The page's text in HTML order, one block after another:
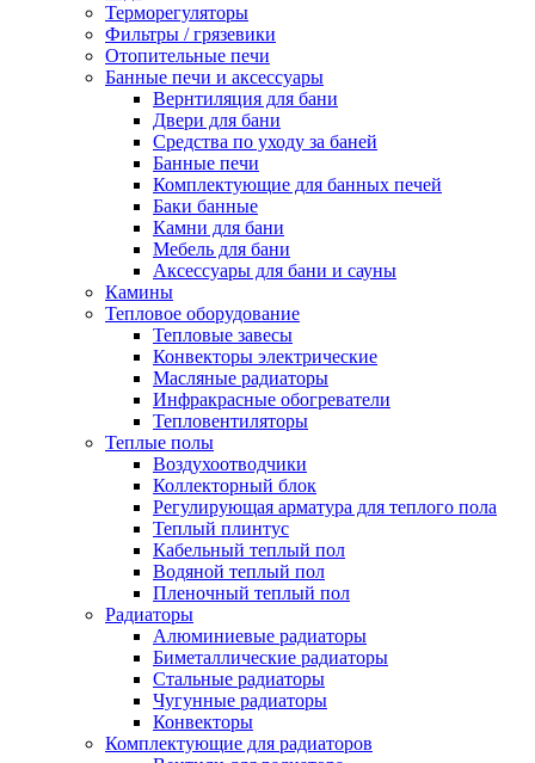
Терморегуляторы
Фильтры / грязевики
Отопительные печи
Банные печи и аксессуары
Вернтиляция для бани
Двери для бани
Средства по уходу за баней
Банные печи
Комплектующие для банных печей
Баки банные
Камни для бани
Мебель для бани
Аксессуары для бани и сауны
Камины
Тепловое оборудование
Тепловые завесы
Конвекторы электрические
Масляные радиаторы
Инфракрасные обогреватели
Тепловентиляторы
Теплые полы
Воздухоотводчики
Коллекторный блок
Регулирующая арматура для теплого пола
Теплый плинтус
Кабельный теплый пол
Водяной теплый пол
Пленочный теплый пол
Радиаторы
Алюминиевые радиаторы
Биметаллические радиаторы
Стальные радиаторы
Чугунные радиаторы
Конвекторы
Комплектующие для радиаторов